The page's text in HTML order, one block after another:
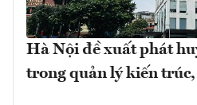
Hà Nội đề xuất phát
trong quản lý kiến trúc,